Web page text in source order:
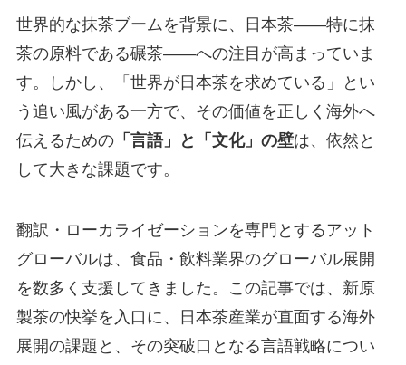
世界的な抹茶ブームを背景に、日本茶——特に抹
茶の原料である碾茶——への注目が高まっていま
す。しかし、「世界が日本茶を求めている」とい
う追い風がある一方で、その価値を正しく海外へ
伝えるための「言語」と「文化」の壁は、依然と
して大きな課題です。
翻訳・ローカライゼーションを専門とするアット
グローバルは、食品・飲料業界のグローバル展開
を数多く支援してきました。この記事では、新原
製茶の快挙を入口に、日本茶産業が直面する海外
展開の課題と、その突破口となる言語戦略につい